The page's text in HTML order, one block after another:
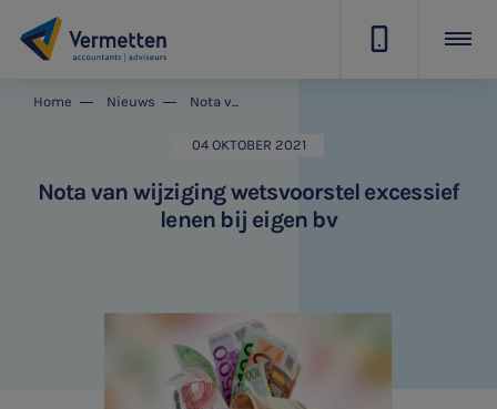
Home Nieuws Nota van wijziging wetsvoorstel excessief lenen bij eigen bv
04 OKTOBER 2021
Nota van wijziging wetsvoorstel excessief
lenen bij eigen bv